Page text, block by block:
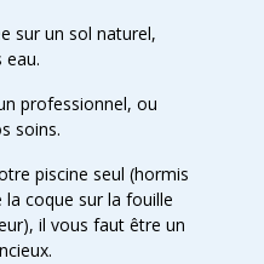
sur un sol naturel,
eau.
professionnel, ou
soins.
piscine seul (hormis
coque sur la fouille
il vous faut être un